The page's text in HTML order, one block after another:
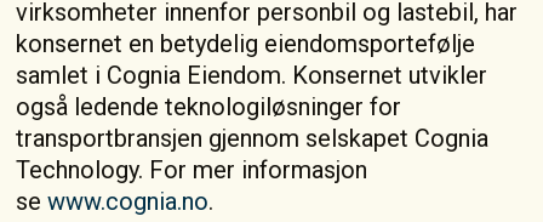
virksomheter innenfor personbil og lastebil, har
konsernet en betydelig eiendomsportefølje
samlet i Cognia Eiendom. Konsernet utvikler
også ledende teknologiløsninger for
transportbransjen gjennom selskapet Cognia
Technology. For mer informasjon
sewww.cognia.no.